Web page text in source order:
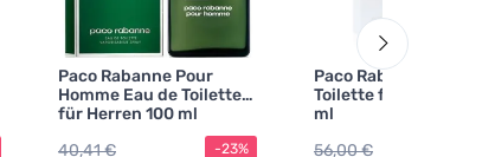
Paco Rabanne Pour
Homme Eau de Toilette
für Herren 100 ml
40,41 €
-23%
Paco Rabanne XS Eau
Toilette für Herren 100
ml
56,00 €